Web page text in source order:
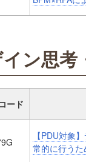
ン思考
ード
【PDU対象
常的に行う